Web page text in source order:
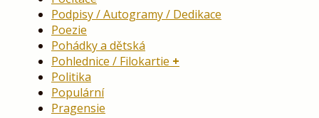
Podpisy / Autogramy / Dedikace
Poezie
Pohádky a dětská
Pohlednice / Filokartie
Politika
Populární
Pragensie